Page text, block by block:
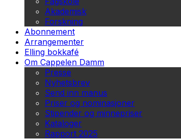
Akademisk
Forskning
Abonnement
Arrangementer
Elling bokkafé
Om Cappelen Damm
Presse
Nyhetsbrev
Send inn manus
Priser og nominasjoner
Stipender og minnepriser
Kataloger
Rapport 2025